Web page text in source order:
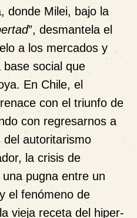
donde Milei, bajo la
”, desmantela el
a los mercados y
social que
En Chile, el
con el triunfo de
con regresarnos a
del autoritarismo
la crisis de
pugna entre un
el fenómeno de
vieja receta del hiper-